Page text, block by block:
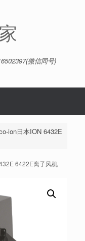
微信同号)
ion日本ION 6432E
6422E离子风机